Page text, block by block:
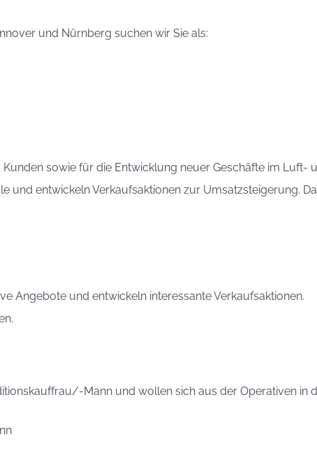
und Nürnberg suchen wir Sie als:
sowie für die Entwicklung neuer Geschäfte im Luft-
und entwickeln Verkaufsaktionen zur Umsatzsteigerung.
Angebote und entwickeln interessante Verkaufsaktionen.
Mann und wollen sich aus der Operativen in